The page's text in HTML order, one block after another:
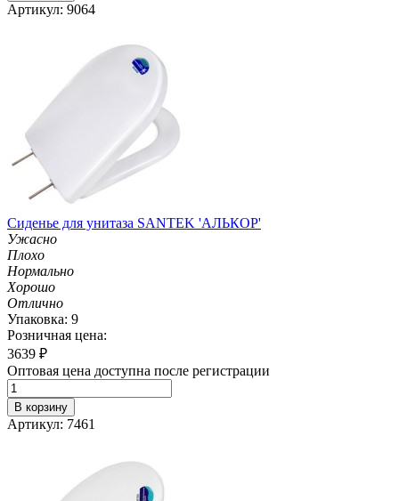
Артикул: 9064
Сиденье для унитаза SANTEK 'АЛЬКОР'
Ужасно
Плохо
Нормально
Хорошо
Отлично
Упаковка: 9
Розничная цена:
3639 ₽
Оптовая цена доступна после регистрации
В корзину
Артикул: 7461